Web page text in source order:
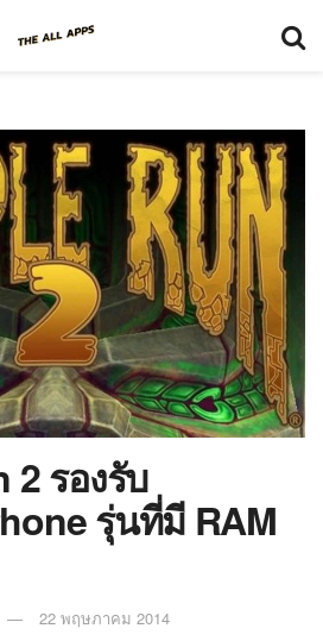
2 รองรับ
รุ่นที่มี RAM
22 พฤษภาคม 2014